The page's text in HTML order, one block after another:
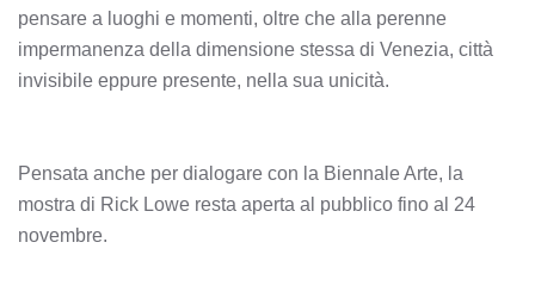
pensare a luoghi e momenti, oltre che alla perenne
impermanenza della dimensione stessa di Venezia, città
invisibile eppure presente, nella sua unicità.
Pensata anche per dialogare con la Biennale Arte, la
mostra di Rick Lowe resta aperta al pubblico fino al 24
novembre.